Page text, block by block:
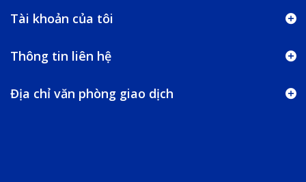
Tài khoản của tôi
Thông tin liên hệ
Địa chỉ văn phòng giao dịch